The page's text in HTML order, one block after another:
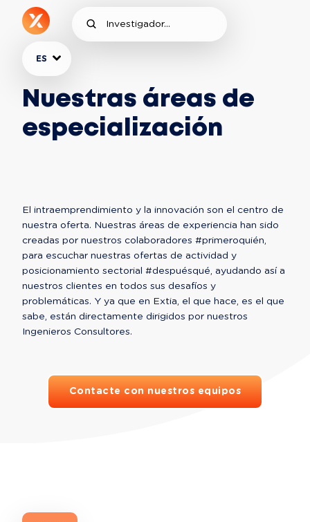
ES
Nuestras áreas de
especialización
El intraemprendimiento y la innovación son el centro de
nuestra oferta. Nuestras áreas de experiencia han sido
creadas por nuestros colaboradores #primeroquién,
para escuchar nuestras ofertas de actividad y
posicionamiento sectorial #despuésqué, ayudando así a
nuestros clientes en todos sus desafíos y
problemáticas. Y ya que en Extia, el que hace, es el que
sabe, están directamente dirigidos por nuestros
Ingenieros Consultores.
Contacte con nuestros equipos